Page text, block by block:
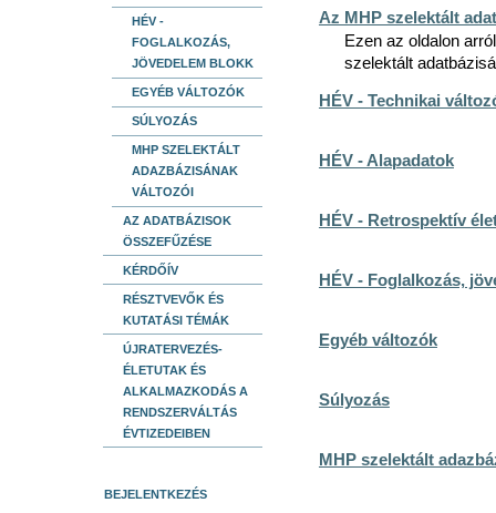
HÉV -
FOGLALKOZÁS,
JÖVEDELEM BLOKK
EGYÉB VÁLTOZÓK
SÚLYOZÁS
MHP SZELEKTÁLT
ADAZBÁZISÁNAK
VÁLTOZÓI
AZ ADATBÁZISOK
ÖSSZEFŰZÉSE
KÉRDŐÍV
RÉSZTVEVŐK ÉS
KUTATÁSI TÉMÁK
ÚJRATERVEZÉS-
ÉLETUTAK ÉS
ALKALMAZKODÁS A
RENDSZERVÁLTÁS
ÉVTIZEDEIBEN
BEJELENTKEZÉS
Az MHP szelektált
Ezen az oldalon
szelektált
HÉV - Technikai
HÉV - Alapadatok
HÉV - Retrospektív
HÉV - Foglalkozás,
Egyéb változók
Súlyozás
MHP szelektált